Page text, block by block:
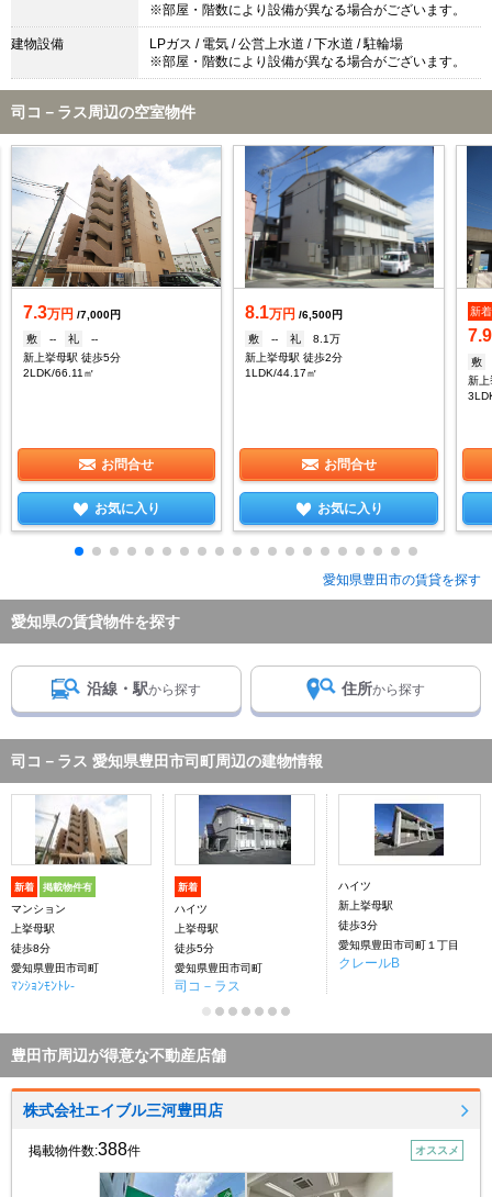
※部屋・階数により設備が異なる場合がございます。
建物設備
LPガス / 電気 / 公営上水道 / 下水道 / 駐輪場
※部屋・階数により設備が異なる場合がございます。
司コ－ラス周辺の空室物件
7.3万円 /7,000円
敷
-- 礼
--
新上挙母駅 徒歩5分
2LDK/66.11㎡
お問合せ
お気に入り
8.1万円 /6,500円
敷
-- 礼
8.1万
新上挙母駅 徒歩2分
1LDK/44.17㎡
お問合せ
お気に入り
新着
7.9
敷
新上
愛知県豊田市の賃貸を探す
愛知県の賃貸物件を探す
沿線・駅から探す 住所から探す
司コ－ラス 愛知県豊田市司町周辺の建物情報
新着 掲載物件有
マンション
上挙母駅
徒歩8分
愛知県豊田市司町
ﾏﾝｼｮﾝﾓﾝﾄﾚ-
新着
ハイツ
上挙母駅
徒歩5分
愛知県豊田市司町
司コ－ラス
ハイツ
新上挙母駅
徒歩3分
愛知県豊田市司町１丁目
クレールB
豊田市周辺が得意な不動産店舗
株式会社エイブル三河豊田店
掲載物件数:388件 オススメ